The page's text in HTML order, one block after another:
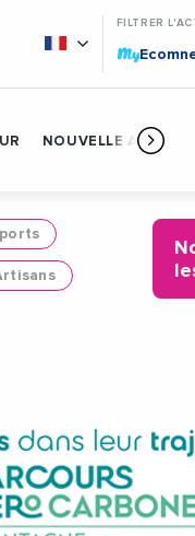
FILTRER
My
NOUVELLE